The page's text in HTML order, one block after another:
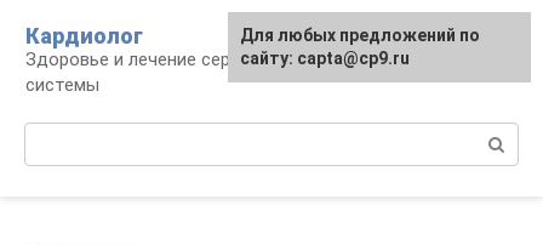
контенту
Кардиолог
Здоровье и лечение сердечно-сосудистой
системы
Для любых предложений по
сайту: capta@cp9.ru